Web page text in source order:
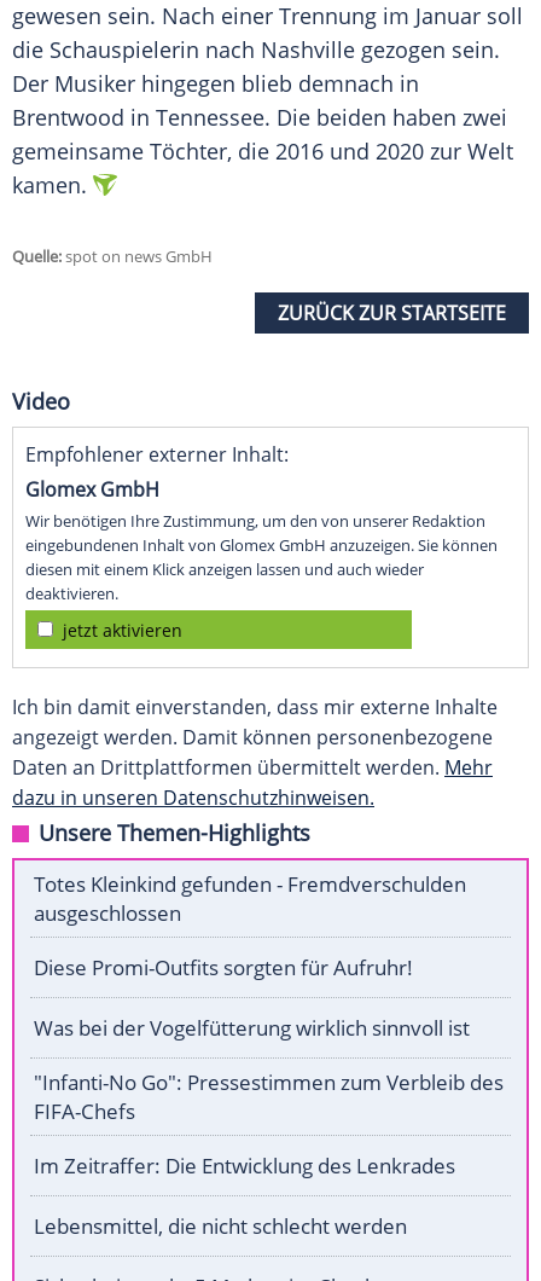
gewesen sein. Nach einer Trennung im Januar soll
die Schauspielerin nach Nashville gezogen sein.
Der Musiker hingegen blieb demnach in
Brentwood in Tennessee. Die beiden haben zwei
gemeinsame Töchter, die 2016 und 2020 zur Welt
kamen.
Quelle:spot on news GmbH
ZURÜCK ZUR STARTSEITE
Video
Empfohlener externer Inhalt:
Glomex GmbH
Wir benötigen Ihre Zustimmung, um den von unserer Redaktion
eingebundenen Inhalt von Glomex GmbH anzuzeigen. Sie können
diesen mit einem Klick anzeigen lassen und auch wieder
deaktivieren.
jetzt aktivieren
Ich bin damit einverstanden, dass mir externe Inhalte
angezeigt werden. Damit können personenbezogene
Daten an Drittplattformen übermittelt werden. Mehr
dazu in unseren Datenschutzhinweisen.
Unsere Themen-Highlights
Totes Kleinkind gefunden - Fremdverschulden
ausgeschlossen
Diese Promi-Outfits sorgten für Aufruhr!
Was bei der Vogelfütterung wirklich sinnvoll ist
"Infanti-No Go": Pressestimmen zum Verbleib des
FIFA-Chefs
Im Zeitraffer: Die Entwicklung des Lenkrades
Lebensmittel, die nicht schlecht werden